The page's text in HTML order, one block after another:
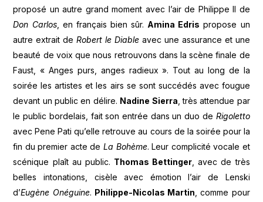
proposé un autre grand moment avec l’air de Philippe II de
Don Carlos, en français bien sûr. Amina Edris propose un
autre extrait deRobert le Diable avec une assurance et une
beauté de voix que nous retrouvons dans la scène finale de
Faust, « Anges purs, anges radieux ». Tout au long de la
soirée les artistes et les airs se sont succédés avec fougue
devant un public en délire. Nadine Sierra , très attendue par
le public bordelais, fait son entrée dans un duo de Rigoletto
avec Pene Pati qu’elle retrouve au cours de la soirée pour la
fin du premier acte de La Bohème. Leur complicité vocale et
scénique plaît au public. Thomas Bettinger , avec de très
belles intonations, cisèle avec émotion l’air de Lenski
d’Eugène Onéguine. Philippe-Nicolas Martin , comme pour